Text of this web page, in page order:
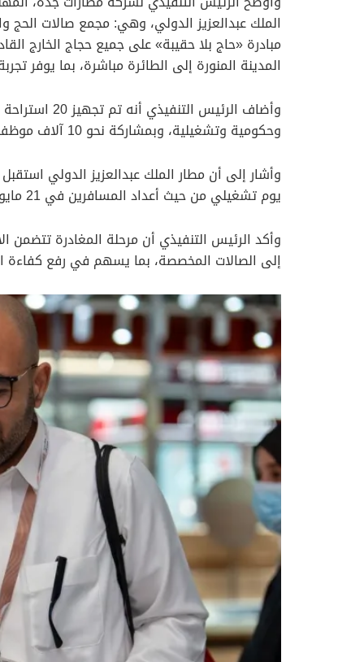
مبادرة «حاج بلا حقيبة» على جميع حجاج الخارج
المدينة المنورة إلى الطائرة مباشرة، بما يوفر
وحكومية وتشغيلية، وبمشاركة نحو 10 آلاف موظف من مختلف القطاعات لخدمة ضيوف الرحمن.
يوم تشغيلي من حيث أعداد المسافرين في 21 مايو 2026، بإجمالي 147.8 ألف مسافر، بزيادة 1.4% مقارنة بأعلى يوم تشغيلي خلال مايو 2025.
وأكد الرئيس التنفيذي أن مرحلة المغادرة تتضمن
إلى الصالات المخصصة، بما يسهم في رفع كفاءة